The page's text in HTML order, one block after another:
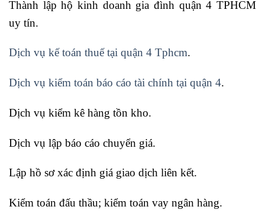
Thành lập hộ kinh doanh gia đình quận 4 TPHCM
uy tín.
Dịch vụ kế toán thuế tại quận 4 Tphcm.
Dịch vụ kiểm toán báo cáo tài chính tại quận 4.
Dịch vụ kiểm kê hàng tồn kho.
Dịch vụ lập báo cáo chuyển giá.
Lập hồ sơ xác định giá giao dịch liên kết.
Kiểm toán đấu thầu; kiểm toán vay ngân hàng.